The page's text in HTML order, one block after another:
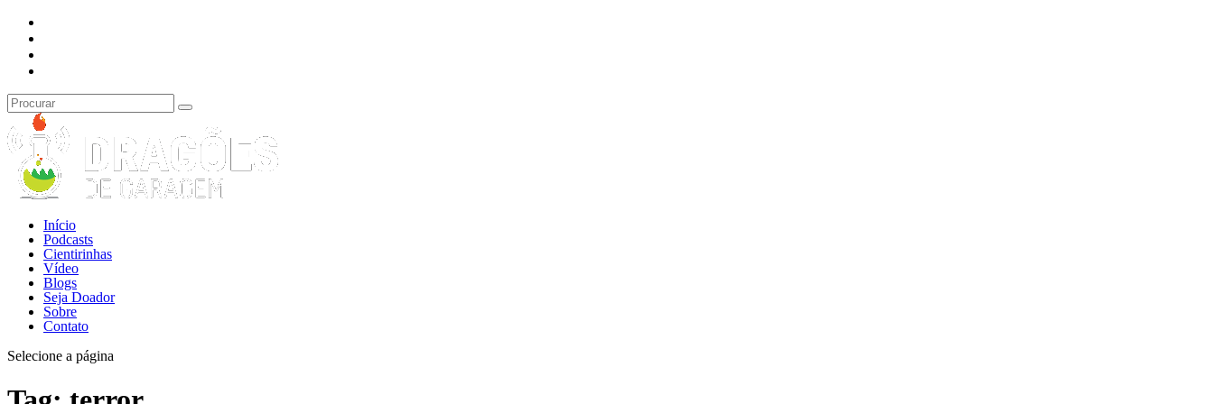
Início
Podcasts
Cientirinhas
Vídeo
Blogs
Seja Doador
Sobre
Contato
Selecione a página